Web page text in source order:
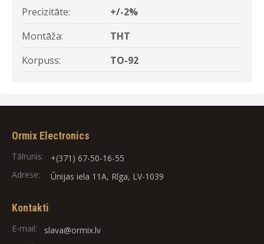
Precizitāte:
+/-2%
Montāža:
THT
Korpuss:
TO-92
Ormix Electronics
Tālrunis:
+(371) 67-50-16-55
Adrese:
Ūnijas iela 11A, Rīga, LV-1039
Kontakti
E-mail:
slava@ormix.lv